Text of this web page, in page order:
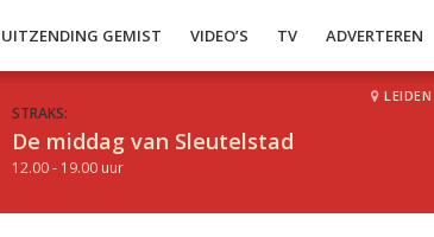
UITZENDING GEMIST VIDEO’S TV ADVERTEREN
STRAKS:
De middag van Sleutelstad
12.00 - 19.00 uur
LEIDEN